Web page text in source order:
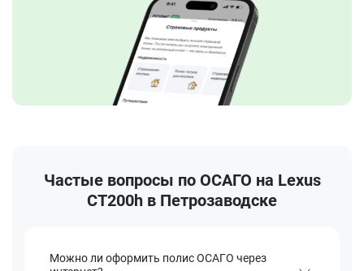
Частые вопросы по ОСАГО на Lexus
CT200h в Петрозаводске
Можно ли оформить полис ОСАГО через